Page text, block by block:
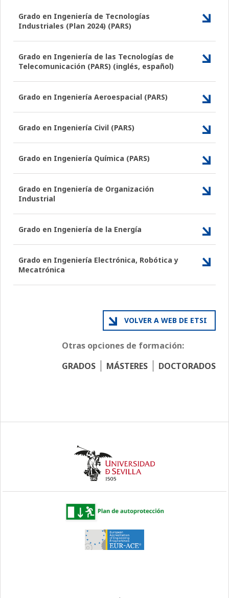
Grado en Ingeniería de Tecnologías
Industriales (Plan 2024) (PARS)
Grado en Ingeniería de las Tecnologías de
Telecomunicación (PARS) (inglés, español)
Grado en Ingeniería Aeroespacial (PARS)
Grado en Ingeniería Civil (PARS)
Grado en Ingeniería Química (PARS)
Grado en Ingeniería de Organización
Industrial
Grado en Ingeniería de la Energía
Grado en Ingeniería Electrónica, Robótica y
Mecatrónica
VOLVER A WEB DE ETSI
Otras opciones de formación:
GRADOS
MÁSTERES DOCTORADOS